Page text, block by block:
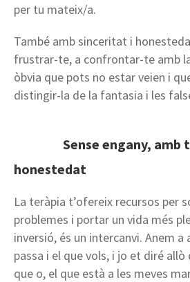
per tu mateix/a.
També amb sinceritat i
frustrar-te, a confrontar-te amb
òbvia que pots no estar veien i
distingir-la de la fantasia i les
Sense engany, amb
honestedat
La teràpia t’ofereix recursos per
problemes i portar un vida més
inversió, és un intercanvi. Anem a
passa i el que vols, i jo et diré allò
que o, el que està a les meves